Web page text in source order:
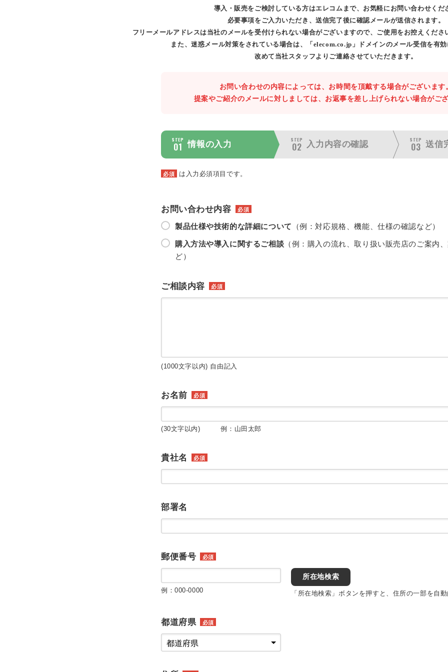
導入・販売をご検討している方はエレコムまで、お気軽にお問い合わせくだ
必要事項をご入力いただき、送信完了後に確認メールが送信されます。
フリーメールアドレスは当社のメールを受付けられない場合がございますので、ご使用をお控えくださ
また、迷惑メール対策をされている場合は、「elecom.co.jp」ドメインのメール受信を有効
改めて当社スタッフよりご連絡させていただきます。
お問い合わせの内容によっては、お時間を頂戴する場合がございます
提案やご紹介のメールに対しましては、お返事を差し上げられない場合がござ
STEP
01 情報の入力
STEP
02 入力内容の確認
STEP
03 送信
必須 は入力必須項目です。
お問い合わせ内容 必須
製品仕様や技術的な詳細について （例：対応規格、機能、仕様の確認など）
購入方法や導入に関するご相談 （例：購入の流れ、取り扱い販売店のご案内
ど）
ご相談内容 必須
(1000文字以内) 自由記入
お名前 必須
(30文字以内) 例：山田太郎
貴社名 必須
部署名
郵便番号 必須
例：000-0000
所在地検索
「所在地検索」ボタンを押すと、住所の一部を自動
都道府県 必須